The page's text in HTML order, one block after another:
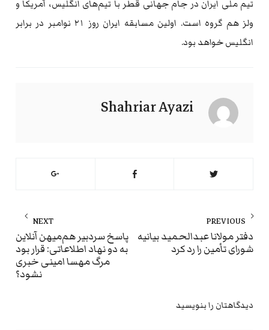
تیم ملی ایران در جام جهانی قطر با تیم‌های انگلیس، آمریکا و
ولز هم گروه است. اولین مسابقه ایران روز ۲۱ نوامبر در برابر
انگلیس خواهد بود.
Shahriar Ayazi
راهبری
نوشته
PREVIOUS
Previous
post:
دفتر مولانا عبدالحمید بیانیه
شورای تأمین را رد کرد
NEXT
پاسخ سردبیر هم‌میهن آنلاین
به دو نهاد اطلاعاتی: قرار بود
مرگ مهسا امینی خبری
نشود؟
دیدگاهتان را بنویسید